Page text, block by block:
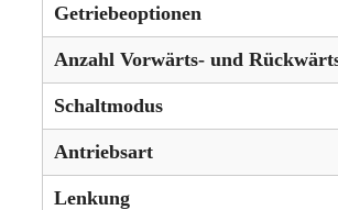
Getriebeoptionen
Anzahl Vorwärts- und
Schaltmodus
Antriebsart
Lenkung